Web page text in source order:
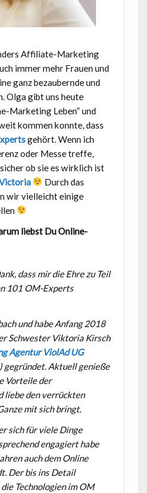
Affiliate-Marketing
immer mehr Frauen und
ganz bezaubernde und
Olga gibt uns heute
Marketing Leben“ und
kommen konnte, dass
gehört. Wenn ich
oder Messe treffe,
ob sie es wirklich ist
Durch das
wir vielleicht einige
liebst Du Online-
dass mir die Ehre zu Teil
101 OM-Experts
und habe Anfang 2018
Schwester Viktoria Kirsch
Agentur ViolAd UG
gegründet. Aktuell genieße
Vorteile der
liebe den verrückten
mit sich bringt.
sich für viele Dinge
engagiert habe
auch dem Online
Der bis ins Detail
Technologien im OM